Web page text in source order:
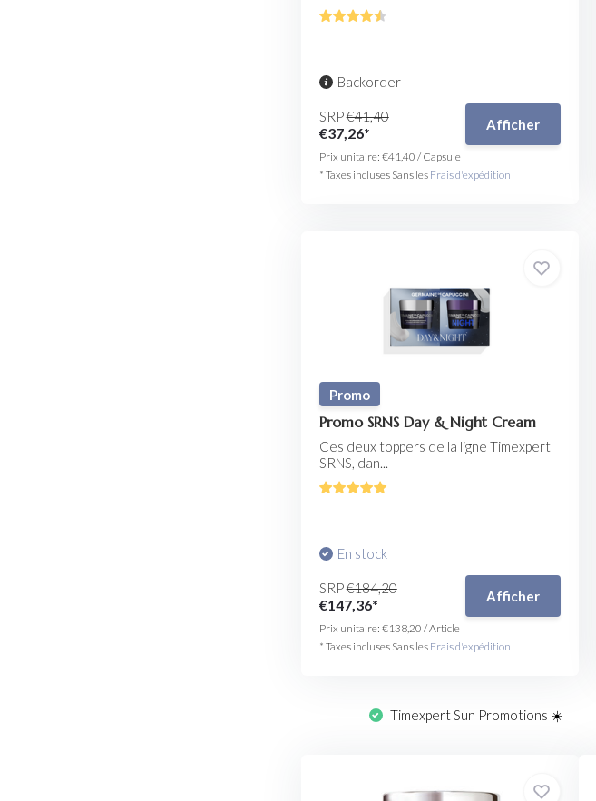
Backorder
SRP€41,40
€37,26* Afficher
Prix unitaire: €41,40 / Capsule
* Taxes incluses Sans les Frais d'expédition
Promo
Promo SRNS Day & Night Cream
Ces deux toppers de la ligne Timexpert
SRNS, dan...
En stock
SRP€184,20
€147,36* Afficher
Prix unitaire: €138,20 /Article
* Taxes incluses Sans les Frais d'expédition
Timexpert Sun Promotions ☀️